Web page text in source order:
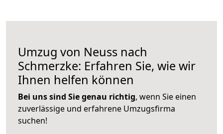
Umzug von Neuss nach
Schmerzke: Erfahren Sie, wie wir
Ihnen helfen können
Bei uns sind Sie genau richtig, wenn Sie einen
zuverlässige und erfahrene Umzugsfirma
suchen!